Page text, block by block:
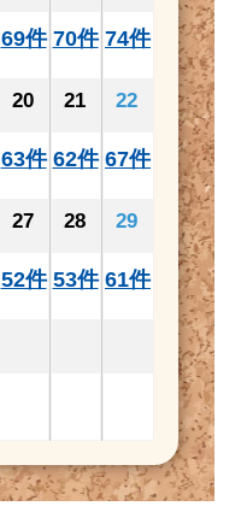
69件 70件 74件
20
63件
21
62件
22
67件
27
52件
28
53件
29
61件